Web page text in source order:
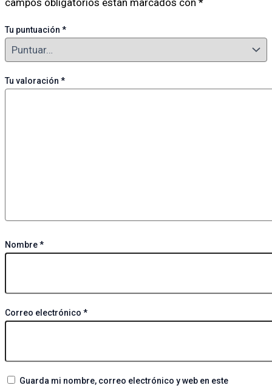
Tu puntuación *
Tu valoración *
Nombre*
Correo electrónico *
Guarda mi nombre, correo electrónico y web en este